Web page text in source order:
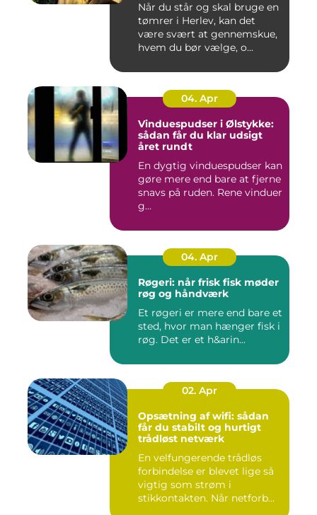
Når du står og skal bruge en
tømrer i Herlev, kan det
være svært at gennemskue,
hvem du bør vælge, o...
04. Apr
Vinduespudser i Ølstykke:
sådan får du klar udsigt
året rundt
En dygtig vinduespudser kan
gøre mere end bare at fjerne
snavs på ruden. Rene vinduer
g...
04. Apr
Røgeri: når frisk fisk møder
røg og håndværk
Et røgeri er mere end bare et
sted, hvor man hænger fisk i
røg. Det er et h&arin...
02. Apr
Opsætning af wifi: sådan
får du stabilt og hurtigt
trådløst netværk
En velfungerende trådløs
forbindelse er blevet lige så
vigtig som strøm i
stikkontakten. Når netforb...